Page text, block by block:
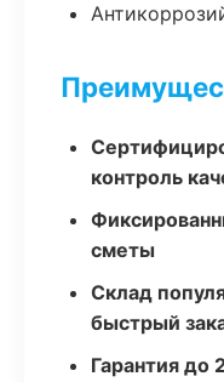
контроль
сметы
Склад
быстрый
Гарантия до